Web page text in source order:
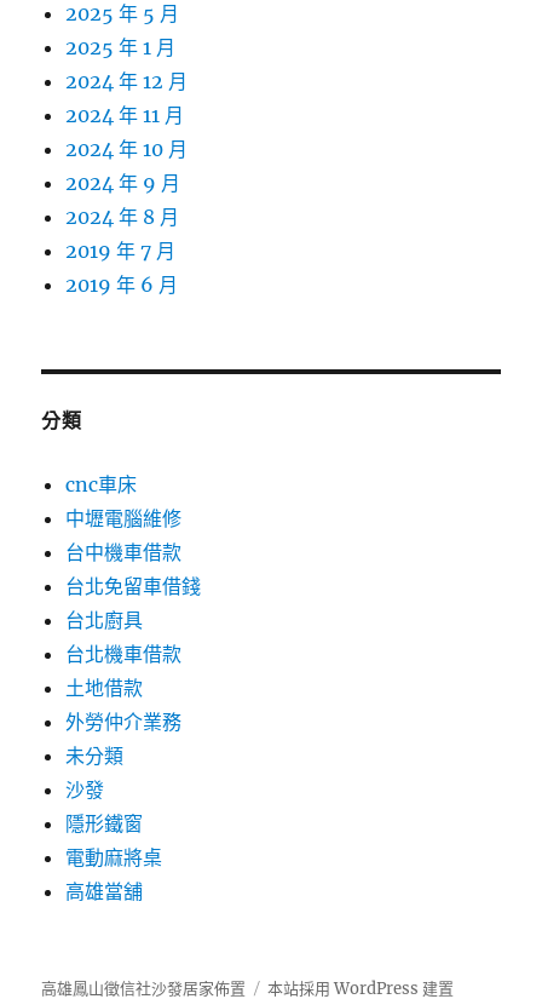
2025 年 5 月
2025 年 1 月
2024 年 12 月
2024 年 11 月
2024 年 10 月
2024 年 9 月
2024 年 8 月
2019 年 7 月
2019 年 6 月
分類
cnc車床
中壢電腦維修
台中機車借款
台北免留車借錢
台北廚具
台北機車借款
土地借款
外勞仲介業務
未分類
沙發
隱形鐵窗
電動麻將桌
高雄當舖
高雄鳳山徵信社沙發居家佈置 本站採用 WordPress 建置